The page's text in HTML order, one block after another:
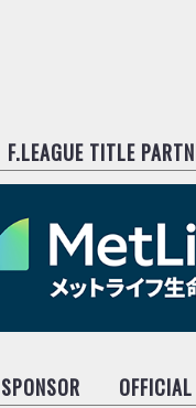
F.LEAGUE TITLE